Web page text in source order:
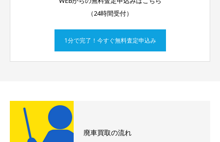
（24時間受付）
1分で完了！今すぐ無料査定申込み
廃車買取の流れ